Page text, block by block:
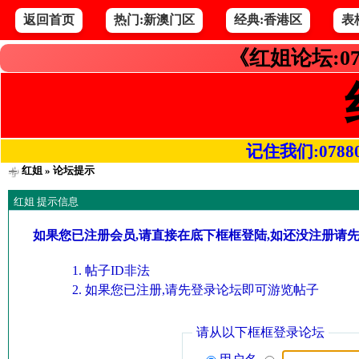
返回首页 热门:新澳门区 经典:香港区 表
《红姐论坛
记住我们
红姐» 论坛提示
红姐 提示信息
如果您已注册会员,请直接在底下框框登陆,如还没注册请
帖子ID非法
如果您已注册,请先登录论坛即可游览帖子
请从以下框框登录论坛